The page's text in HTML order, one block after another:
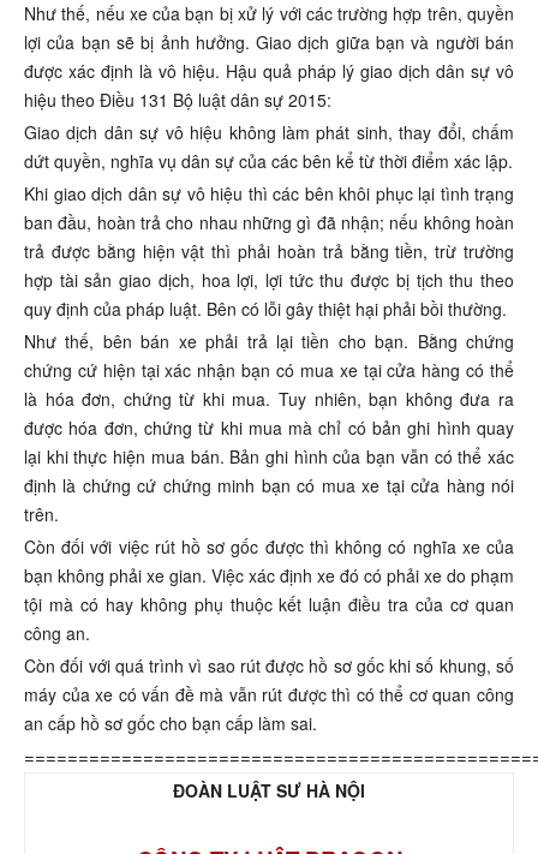
Như thế, nếu xe của bạn bị xử lý với các trường hợp trên, quyền
lợi của bạn sẽ bị ảnh hưởng. Giao dịch giữa bạn và người bán
được xác định là vô hiệu. Hậu quả pháp lý giao dịch dân sự vô
hiệu theo Điều 131 Bộ luật dân sự 2015:
Giao dịch dân sự vô hiệu không làm phát sinh, thay đổi, chấm
dứt quyền, nghĩa vụ dân sự của các bên kể từ thời điểm xác lập.
Khi giao dịch dân sự vô hiệu thì các bên khôi phục lại tình trạng
ban đầu, hoàn trả cho nhau những gì đã nhận; nếu không hoàn
trả được bằng hiện vật thì phải hoàn trả bằng tiền, trừ trường
hợp tài sản giao dịch, hoa lợi, lợi tức thu được bị tịch thu theo
quy định của pháp luật. Bên có lỗi gây thiệt hại phải bồi thường.
Như thế, bên bán xe phải trả lại tiền cho bạn. Bằng chứng
chứng cứ hiện tại xác nhận bạn có mua xe tại cửa hàng có thể
là hóa đơn, chứng từ khi mua. Tuy nhiên, bạn không đưa ra
được hóa đơn, chứng từ khi mua mà chỉ có bản ghi hình quay
lại khi thực hiện mua bán. Bản ghi hình của bạn vẫn có thể xác
định là chứng cứ chứng minh bạn có mua xe tại cửa hàng nói
trên.
Còn đối với việc rút hồ sơ gốc được thì không có nghĩa xe của
bạn không phải xe gian. Việc xác định xe đó có phải xe do phạm
tội mà có hay không phụ thuộc kết luận điều tra của cơ quan
công an.
Còn đối với quá trình vì sao rút được hồ sơ gốc khi số khung, số
máy của xe có vấn đề mà vẫn rút được thì có thể cơ quan công
an cấp hồ sơ gốc cho bạn cấp làm sai.
ĐOÀN LUẬT SƯ HÀ NỘI